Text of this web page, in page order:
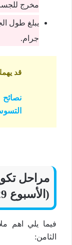
مخرج
جرام.
قد
مراحل
(الأسبوع 29 حتى الأسبوع 32)
فيما يلي اهم
الثامن: